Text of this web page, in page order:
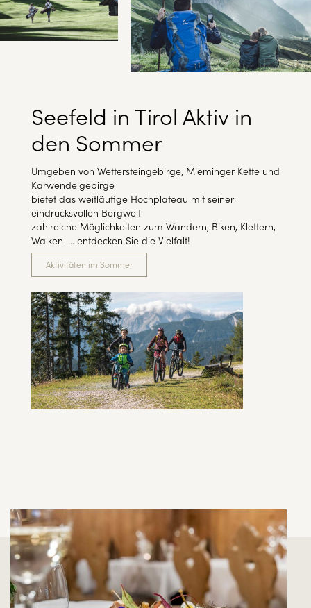
Seefeld in Tirol Aktiv in
den Sommer
Umgeben von Wettersteingebirge, Mieminger Kette und
Karwendelgebirge
bietet das weitläufige Hochplateau mit seiner
eindrucksvollen Bergwelt
zahlreiche Möglichkeiten zum Wandern, Biken, Klettern,
Walken .... entdecken Sie die Vielfalt!
Aktivitäten im Sommer